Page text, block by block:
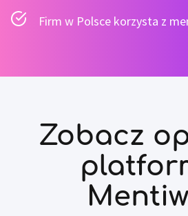
Firm w Polsce korzysta z
Zobacz